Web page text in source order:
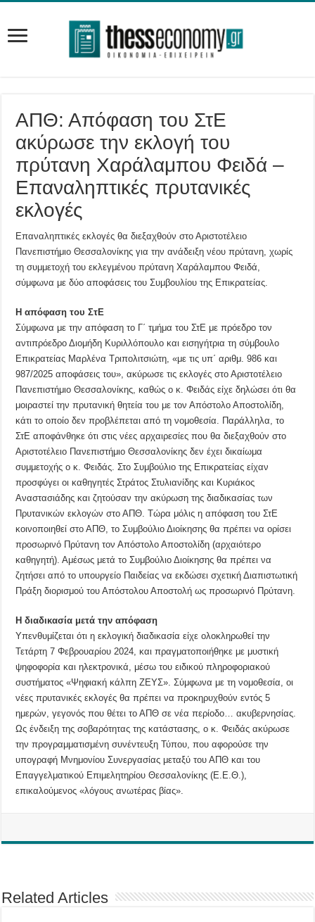
ΑΠΘ: Απόφαση του ΣτΕ
ακύρωσε την εκλογή του
πρύτανη Χαράλαμπου Φειδά –
Επαναληπτικές πρυτανικές
εκλογές
Επαναληπτικές εκλογές θα διεξαχθούν στο Αριστοτέλειο
Πανεπιστήμιο Θεσσαλονίκης για την ανάδειξη νέου πρύτανη, χωρίς
τη συμμετοχή του εκλεγμένου πρύτανη Χαράλαμπου Φειδά,
σύμφωνα με δύο αποφάσεις του Συμβουλίου της Επικρατείας.
Η απόφαση του ΣτΕ
Σύμφωνα με την απόφαση το Γ΄ τμήμα του ΣτΕ με πρόεδρο τον
αντιπρόεδρο Διομήδη Κυριλλόπουλο και εισηγήτρια τη σύμβουλο
Επικρατείας Μαρλένα Τριπολιτσιώτη, «με τις υπ΄ αριθμ. 986 και
987/2025 αποφάσεις του», ακύρωσε τις εκλογές στο Αριστοτέλειο
Πανεπιστήμιο Θεσσαλονίκης, καθώς ο κ. Φειδάς είχε δηλώσει ότι θα
μοιραστεί την πρυτανική θητεία του με τον Απόστολο Αποστολίδη,
κάτι το οποίο δεν προβλέπεται από τη νομοθεσία. Παράλληλα, το
ΣτΕ αποφάνθηκε ότι στις νέες αρχαιρεσίες που θα διεξαχθούν στο
Αριστοτέλειο Πανεπιστήμιο Θεσσαλονίκης δεν έχει δικαίωμα
συμμετοχής ο κ. Φειδάς. Στο Συμβούλιο της Επικρατείας είχαν
προσφύγει οι καθηγητές Στράτος Στυλιανίδης και Κυριάκος
Αναστασιάδης και ζητούσαν την ακύρωση της διαδικασίας των
Πρυτανικών εκλογών στο ΑΠΘ. Τώρα μόλις η απόφαση του ΣτΕ
κοινοποιηθεί στο ΑΠΘ, το Συμβούλιο Διοίκησης θα πρέπει να ορίσει
προσωρινό Πρύτανη τον Απόστολο Αποστολίδη (αρχαιότερο
καθηγητή). Αμέσως μετά το Συμβούλιο Διοίκησης θα πρέπει να
ζητήσει από το υπουργείο Παιδείας να εκδώσει σχετική Διαπιστωτική
Πράξη διορισμού του Απόστολου Αποστολή ως προσωρινό Πρύτανη.
Η διαδικασία μετά την απόφαση
Υπενθυμίζεται ότι η εκλογική διαδικασία είχε ολοκληρωθεί την
Τετάρτη 7 Φεβρουαρίου 2024, και πραγματοποιήθηκε με μυστική
ψηφοφορία και ηλεκτρονικά, μέσω του ειδικού πληροφοριακού
συστήματος «Ψηφιακή κάλπη ΖΕΥΣ». Σύμφωνα με τη νομοθεσία, οι
νέες πρυτανικές εκλογές θα πρέπει να προκηρυχθούν εντός 5
ημερών, γεγονός που θέτει το ΑΠΘ σε νέα περίοδο… ακυβερνησίας.
Ως ένδειξη της σοβαρότητας της κατάστασης, ο κ. Φειδάς ακύρωσε
την προγραμματισμένη συνέντευξη Τύπου, που αφορούσε την
υπογραφή Μνημονίου Συνεργασίας μεταξύ του ΑΠΘ και του
Επαγγελματικού Επιμελητηρίου Θεσσαλονίκης (Ε.Ε.Θ.),
επικαλούμενος «λόγους ανωτέρας βίας».
Related Articles